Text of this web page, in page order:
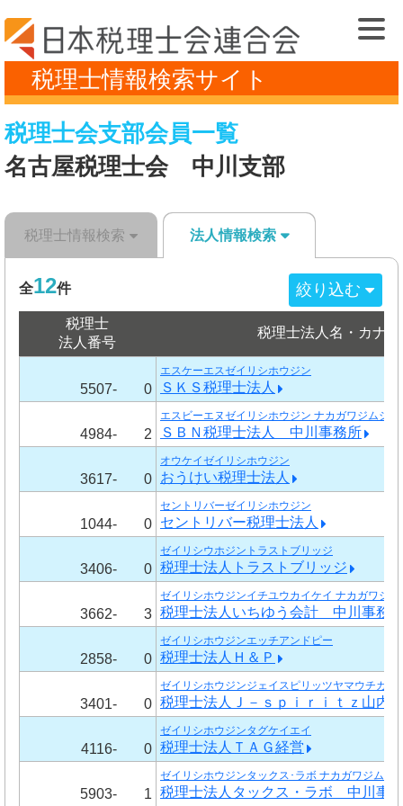
税理士情報検索サイト
税理士会支部会員一覧
名古屋税理士会 中川支部
税理士情報検索 法人情報検索
全12件 絞り込む
税理士
法人番号
税理士法人名・カナ
5507- 0
エスケーエスゼイリシホウジン
ＳＫＳ税理士法人
4984- 2
エスビーエヌゼイリシホウジン ナカガワジムショ
ＳＢＮ税理士法人 中川事務所
3617- 0
オウケイゼイリシホウジン
おうけい税理士法人
1044- 0
セントリバーゼイリシホウジン
セントリバー税理士法人
3406- 0
ゼイリシウホジントラストブリッジ
税理士法人トラストブリッジ
3662- 3
ゼイリシホウジンイチユウカイケイ ナカガワジム
税理士法人いちゆう会計 中川事務
2858- 0
ゼイリシホウジンエッチアンドピー
税理士法人Ｈ＆Ｐ
3401- 0
ゼイリシホウジンジェイスピリッツヤマウチカイ
税理士法人Ｊ－ｓｐｉｒｉｔｚ山内
4116- 0
ゼイリシホウジンタグケイエイ
税理士法人ＴＡＧ経営
5903- 1
ゼイリシホウジンタックス･ラボ ナカガワジムシ
税理士法人タックス・ラボ 中川事